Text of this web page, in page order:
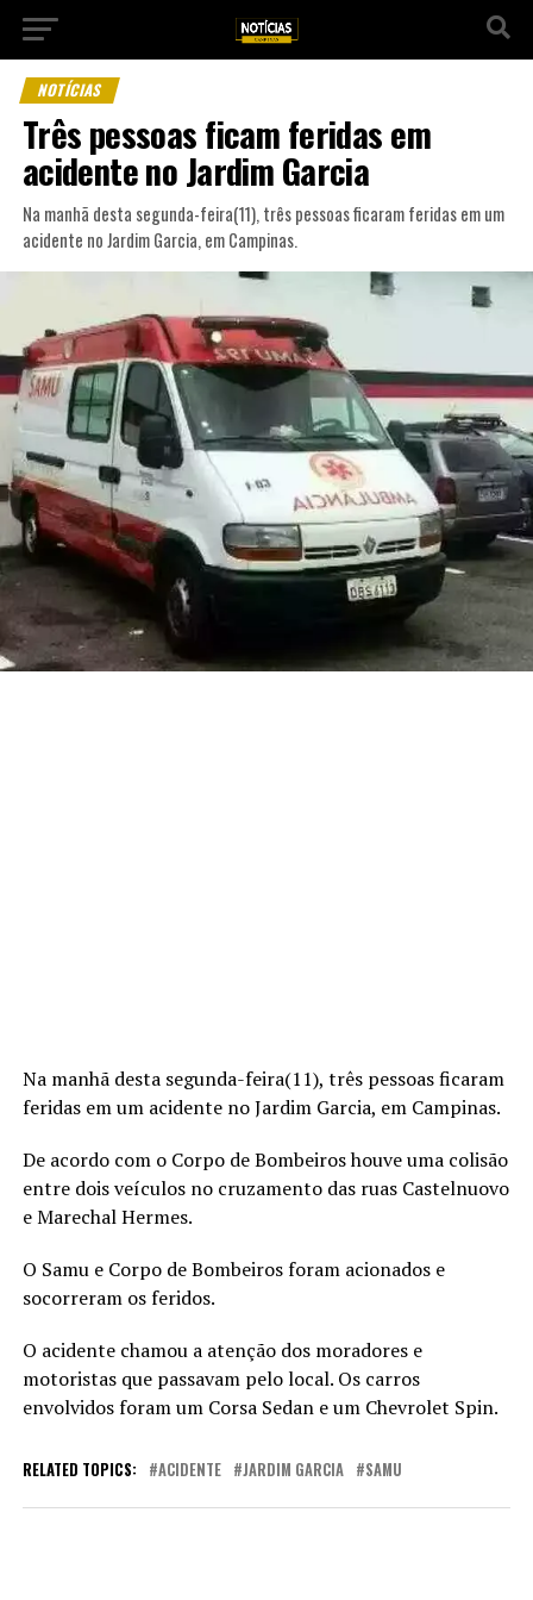
NOTÍCIAS
Três pessoas ficam feridas em
acidente no Jardim Garcia
Na manhã desta segunda-feira(11), três pessoas ficaram feridas em um
acidente no Jardim Garcia, em Campinas.
Na manhã desta segunda-feira(11), três pessoas ficaram
feridas em um acidente no Jardim Garcia, em Campinas.
De acordo com o Corpo de Bombeiros houve uma colisão
entre dois veículos no cruzamento das ruas Castelnuovo
e Marechal Hermes.
O Samu e Corpo de Bombeiros foram acionados e
socorreram os feridos.
O acidente chamou a atenção dos moradores e
motoristas que passavam pelo local. Os carros
envolvidos foram um Corsa Sedan e um Chevrolet Spin.
RELATED TOPICS: ACIDENTE JARDIM GARCIA SAMU